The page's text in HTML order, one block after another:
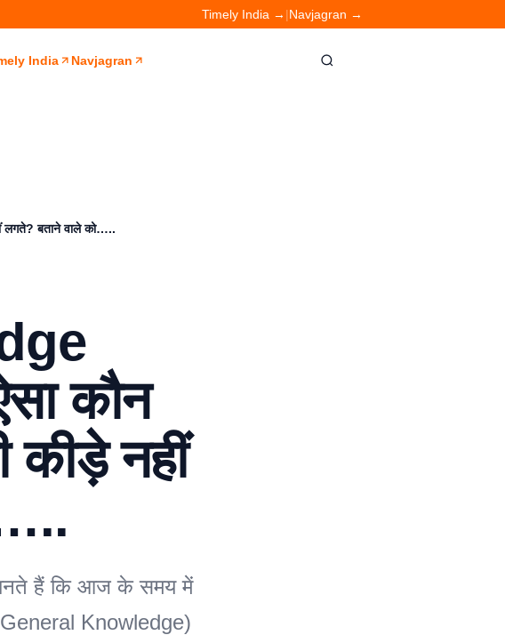
Timely India → |Navjagran →
India Navjagran
बताने वाले को…..
कौन
नहीं
हैं कि आज के समय में
Knowledge)